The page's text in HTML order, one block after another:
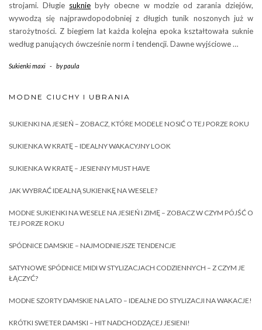
strojami. Długie suknie były obecne w modzie od zarania dziejów,
wywodzą się najprawdopodobniej z długich tunik noszonych już w
starożytności. Z biegiem lat każda kolejna epoka kształtowała suknie
według panujących ówcześnie norm i tendencji. Dawne wyjściowe …
Sukienki maxi - bypaula
MODNE CIUCHY I UBRANIA
SUKIENKI NA JESIEŃ – ZOBACZ, KTÓRE MODELE NOSIĆ O TEJ PORZE ROKU
SUKIENKA W KRATĘ – IDEALNY WAKACYJNY LOOK
SUKIENKA W KRATĘ – JESIENNY MUST HAVE
JAK WYBRAĆ IDEALNĄ SUKIENKĘ NA WESELE?
MODNE SUKIENKI NA WESELE NA JESIEŃ I ZIMĘ – ZOBACZ W CZYM PÓJŚĆ O
TEJ PORZE ROKU
SPÓDNICE DAMSKIE – NAJMODNIEJSZE TENDENCJE
SATYNOWE SPÓDNICE MIDI W STYLIZACJACH CODZIENNYCH – Z CZYM JE
ŁĄCZYĆ?
MODNE SZORTY DAMSKIE NA LATO – IDEALNE DO STYLIZACJI NA WAKACJE!
KRÓTKI SWETER DAMSKI – HIT NADCHODZĄCEJ JESIENI!